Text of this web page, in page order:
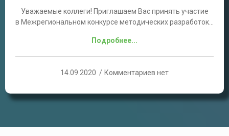
Уважаемые коллеги! Приглашаем Вас принять участие
в Межрегиональном конкурсе методических разработок…
Подробнее...
14.09.2020 Комментариев нет